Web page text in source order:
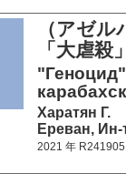
（アゼ
「大虐
Харатян Г.
Ереван, Ин-
2021 年 R241905